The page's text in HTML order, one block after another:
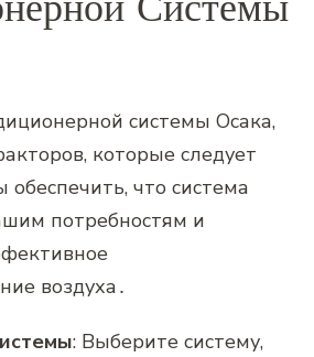
системы Осака‚
которые следует
обеспечить‚ что система
потребностям и
воздуха․
: Выберите систему‚